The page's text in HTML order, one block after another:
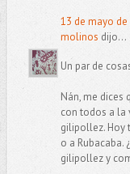
13 de mayo de
molinos dijo...
Un par de
Nán, me dices
con todos a la
gilipollez. Hoy
o a Rubacaba.
gilipollez y